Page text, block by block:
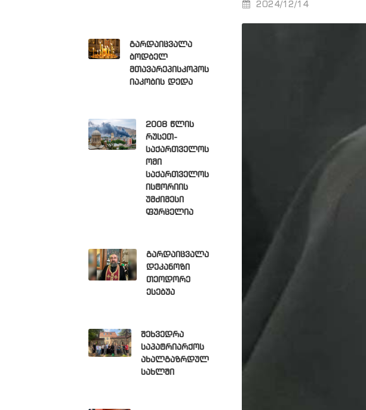
2024/12/14
გარდაიცვალა
ბოდბელ
მთავარეპისკოპოს
იაკობის დედა
2008 წლის
რუსეთ-
საქართველოს
ომი
საქართველოს
ისტორიის
უმძიმესი
ფურცელია
გარდაიცვალა
დეკანოზი
თეოდორე
ესებუა
შეხვედრა
საპატრიარქოს
ახალგაზრდულ
სახლში